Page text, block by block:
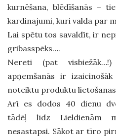
kurnēšana, blēdīšanās –
kārdinājumi, kuri valda pār
Lai spētu tos savaldīt, ir
gribasspēks….
Nereti (pat
apņemšanās ir
noteiktu produktu
Arī es dodos 40 dienu
tādēļ līdz Lieldienām
nesastapsi. Sākot ar tīro